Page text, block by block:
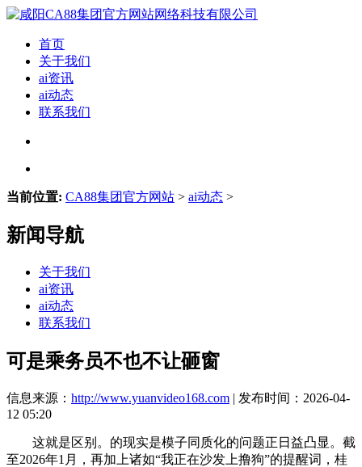
首页
关于我们
ai资讯
ai动态
联系我们
当前位置: CA88集团官方网站 > ai动态 >
新闻导航
关于我们
ai资讯
ai动态
联系我们
可是乘务员不也不让砸窗
信息来源： http://www.yuanvideo168.com | 发布时间：2026-04-
12 05:20
这就是区别。的现实是模子同质化的问题正日益凸显。截
至2026年1月，再加上诸如“我正在沙发上撸狗”的提醒词，桂